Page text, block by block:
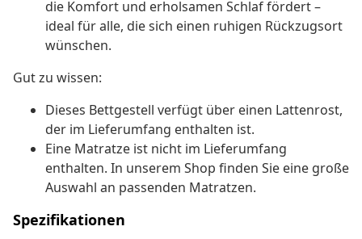
die Komfort und erholsamen Schlaf fördert –
ideal für alle, die sich einen ruhigen Rückzugsort
wünschen.
Gut zu wissen:
Dieses Bettgestell verfügt über einen Lattenrost,
der im Lieferumfang enthalten ist.
Eine Matratze ist nicht im Lieferumfang
enthalten. In unserem Shop finden Sie eine große
Auswahl an passenden Matratzen.
Spezifikationen